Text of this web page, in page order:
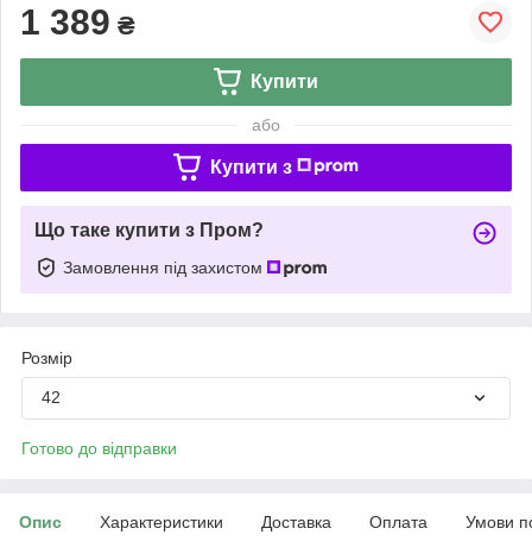
1 389 ₴
Купити
або
Купити з
Що таке купити з Пром?
Замовлення під захистом
Розмір
42
Готово до відправки
Опис Характеристики Доставка Оплата Умови